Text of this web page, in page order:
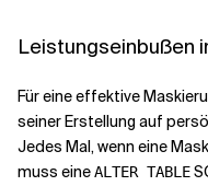
Leistungseinbußen
Für eine effektive
seiner Erstellung auf
Jedes Mal, wenn eine
muss eineALTER TABLE